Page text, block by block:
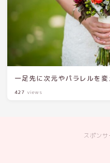
一足先に次元やパラレルを
427 views
スポン